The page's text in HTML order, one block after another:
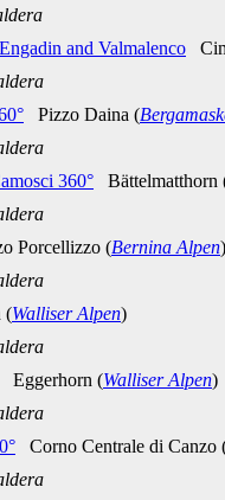
and Valmalenco
Pizzo Daina (
360° Bättelmatthorn
Porcellizzo (Bernina Alpen)
(Walliser Alpen)
Eggerhorn (Walliser Alpen)
Corno Centrale di Canzo